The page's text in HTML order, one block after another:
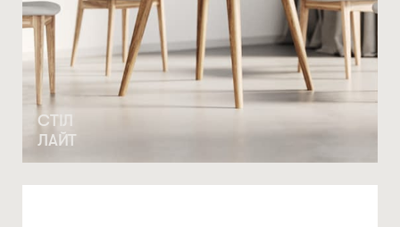
СТІЛ
ЛАЙТ